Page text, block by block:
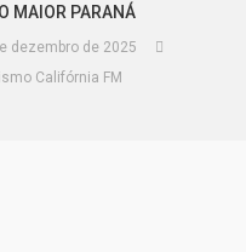
MAIOR PARANÁ
dezembro de 2025
Califórnia FM